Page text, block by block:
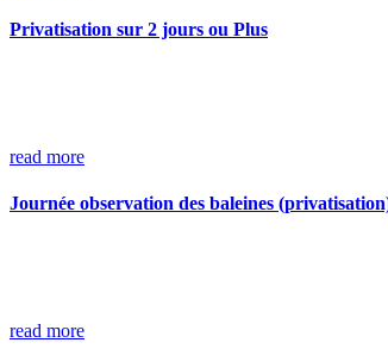
Privatisation sur 2 jours ou Plus
read more
Journée observation des baleines
read more